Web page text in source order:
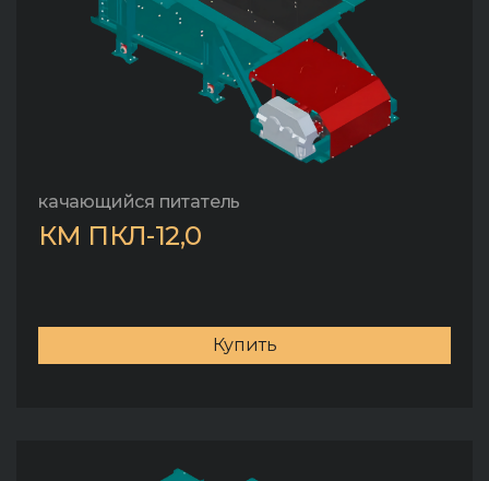
качающийся питатель
КМ ПКЛ-12,0
Купить